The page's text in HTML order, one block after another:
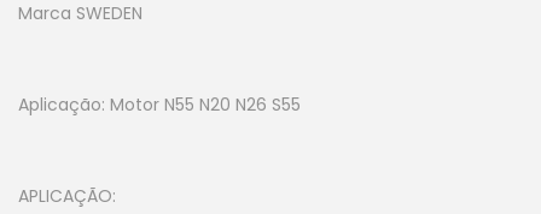
Marca SWEDEN
Aplicação: Motor N55 N20 N26 S55
APLICAÇÃO: